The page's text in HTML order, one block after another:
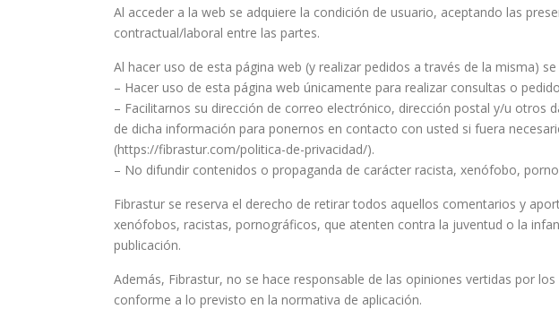
Al acceder a la web se adquiere la condición de usuario, aceptando las
contractual/laboral entre las partes.
Al hacer uso de esta página web (y realizar pedidos a través de la misma)
– Hacer uso de esta página web únicamente para realizar consultas o
– Facilitarnos su dirección de correo electrónico, dirección postal y/u
de dicha información para ponernos en contacto con usted si fuera
(https://fibrastur.com/politica-de-privacidad/).
– No difundir contenidos o propaganda de carácter racista, xenófobo,
Fibrastur se reserva el derecho de retirar todos aquellos comentarios y
xenófobos, racistas, pornográficos, que atenten contra la juventud o la
publicación.
Además, Fibrastur, no se hace responsable de las opiniones vertidas por
conforme a lo previsto en la normativa de aplicación.